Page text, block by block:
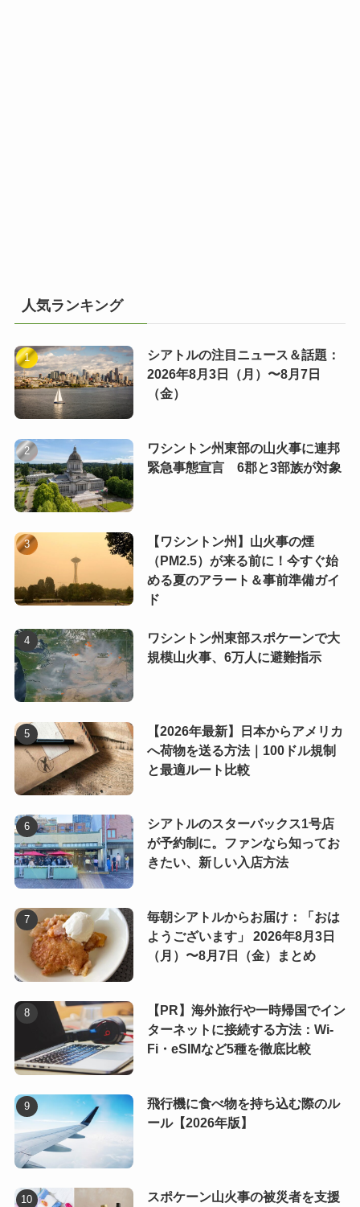
人気ランキング
シアトルの注目ニュース＆話題：
2026年8月3日（月）〜8月7日
（金）
ワシントン州東部の山火事に連邦
緊急事態宣言 6郡と3部族が対象
【ワシントン州】山火事の煙
（PM2.5）が来る前に！今すぐ始
める夏のアラート＆事前準備ガイ
ド
ワシントン州東部スポケーンで大
規模山火事、6万人に避難指示
【2026年最新】日本からアメリカ
へ荷物を送る方法｜100ドル規制
と最適ルート比較
シアトルのスターバックス1号店
が予約制に。ファンなら知ってお
きたい、新しい入店方法
毎朝シアトルからお届け：「おは
ようございます」 2026年8月3日
（月）〜8月7日（金）まとめ
【PR】海外旅行や一時帰国でイン
ターネットに接続する方法：Wi-
Fi・eSIMなど5種を徹底比較
飛行機に食べ物を持ち込む際のル
ール【2026年版】
スポケーン山火事の被災者を支援